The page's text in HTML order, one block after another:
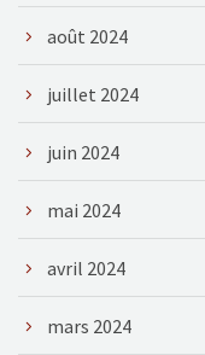
août 2024
juillet 2024
juin 2024
mai 2024
avril 2024
mars 2024